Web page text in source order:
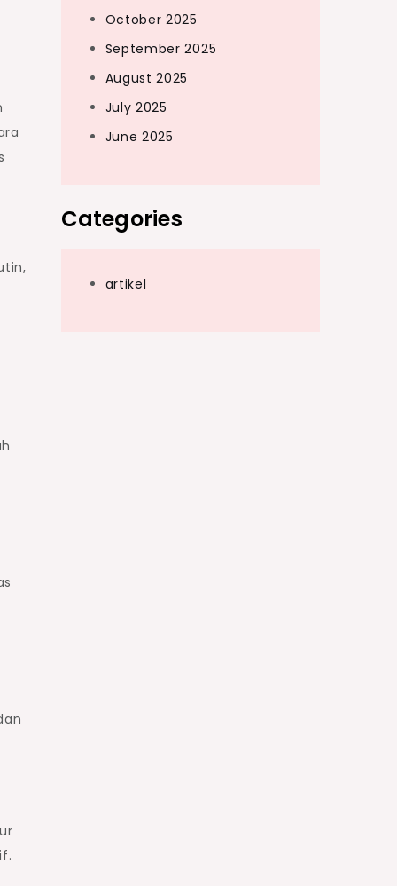
October 2025
September 2025
August 2025
July 2025
June 2025
Categories
artikel